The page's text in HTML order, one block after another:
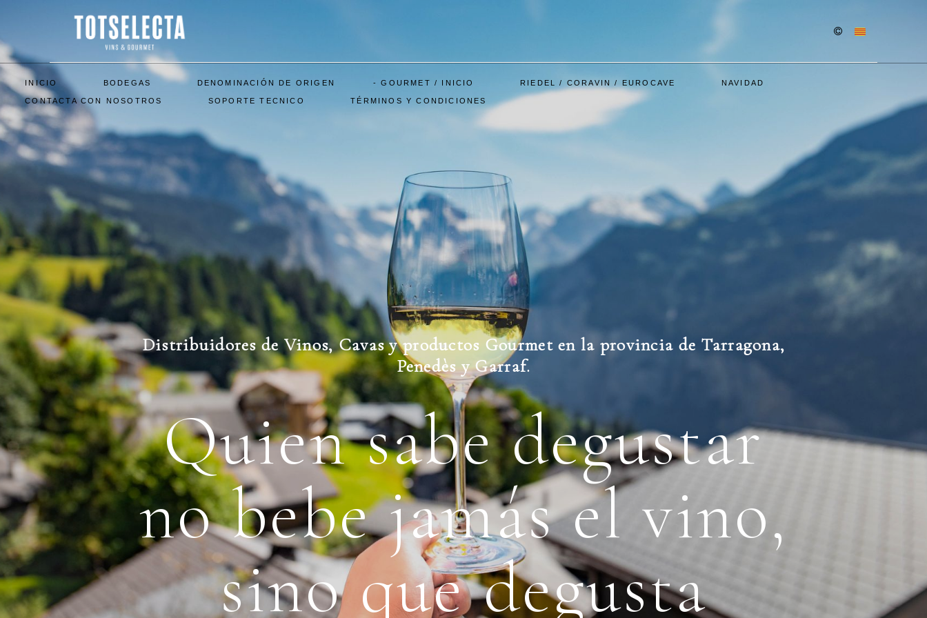
INICIO BODEGAS DENOMINACIÓN DE ORIGEN GOURMET / INICIO RIEDEL / CORAVIN / EUROCAVE NAVIDAD
CONTACTA CON NOSOTROS SOPORTE TECNICO TÉRMINOS Y CONDICIONES
Distribuidores de Vinos, Cavas y productos Gourmet en la provincia de Tarragona,
Penedès y Garraf.
Quien sabe degustar
no bebe jamás el vino,
sino que degusta